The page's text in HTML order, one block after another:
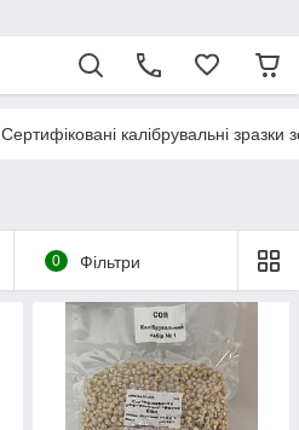
Сертифіковані калібрувальні
0 Фільтри